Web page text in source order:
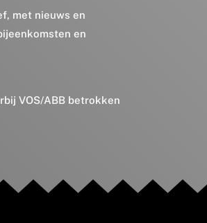
met nieuws en
en
VOS/ABB betrokken